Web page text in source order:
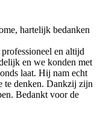
hartelijk bedanken
en altijd
en we konden met
laat. Hij nam echt
te denken. Dankzij zijn
Bedankt voor de